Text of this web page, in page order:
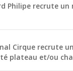
Philipe recrute un
Cirque recrute
plateau et/ou